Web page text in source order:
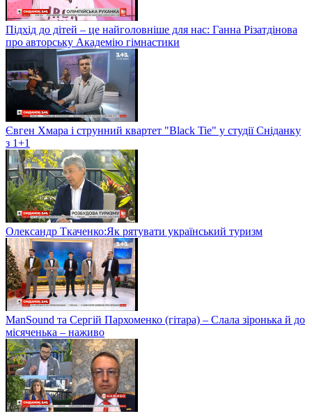
Підхід до дітей – це найголовніше для нас: Ганна Різатдінова
про авторську Академію гімнастики
Євген Хмара і струнний квартет "Black Tie" у студії Сніданку
з 1+1
Олександр Ткаченко:Як рятувати український туризм
ManSound та Сергій Пархоменко (гітара) – Слала зіронька й до
місяченька – наживо